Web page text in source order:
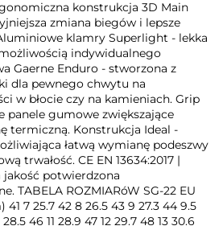
konstrukcja 3D Main
zmiana biegów i lepsze
klamry Superlight - lekka
indywidualnego
Gaerne Enduro - stworzona z
dla pewnego chwytu na
w błocie czy na kamieniach. Grip
panele gumowe zwiększające
termiczną. Konstrukcja Ideal -
łatwą wymianę podeszwy
trwałość. CE EN 13634:2017 |
jakość potwierdzona
TABELA ROZMIARóW SG-22 EU
7 25.7 42 8 26.5 43 9 27.3 44 9.5
46 11 28.9 47 12 29.7 48 13 30.6